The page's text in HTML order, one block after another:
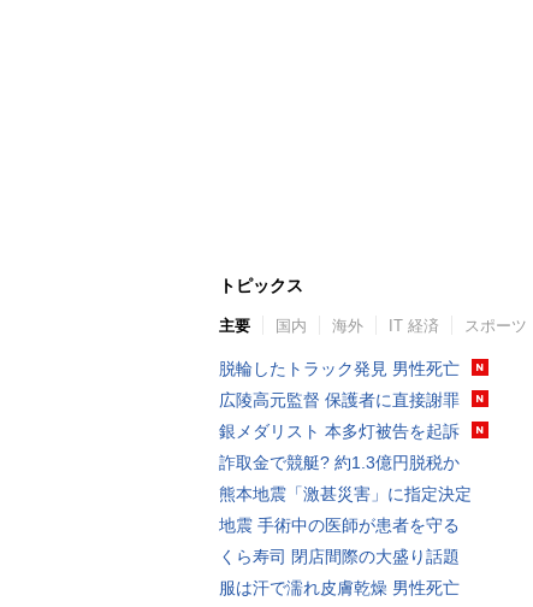
トピックス
主要 国内 海外 IT 経済 スポーツ
脱輪したトラック発見 男性死亡
広陵高元監督 保護者に直接謝罪
銀メダリスト 本多灯被告を起訴
詐取金で競艇? 約1.3億円脱税か
熊本地震「激甚災害」に指定決定
地震 手術中の医師が患者を守る
くら寿司 閉店間際の大盛り話題
服は汗で濡れ皮膚乾燥 男性死亡